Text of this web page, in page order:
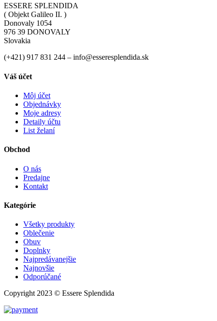
ESSERE SPLENDIDA
( Objekt Galileo II. )
Donovaly 1054
976 39 DONOVALY
Slovakia
(+421) 917 831 244 – info@esseresplendida.sk
Váš účet
Môj účet
Objednávky
Moje adresy
Detaily účtu
List želaní
Obchod
O nás
Predajne
Kontakt
Kategórie
Všetky produkty
Oblečenie
Obuv
Doplnky
Najpredávanejšie
Najnovšie
Odporúčané
Copyright 2023 © Essere Splendida